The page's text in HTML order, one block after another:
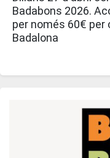
Badabons 2026.
per només 60€ per
Badalona